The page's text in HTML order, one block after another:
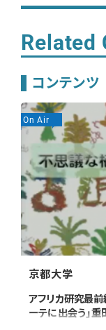
Related
コンテンツ
京都大学
アフリカ研究最前
ーテに出会う」
On Air